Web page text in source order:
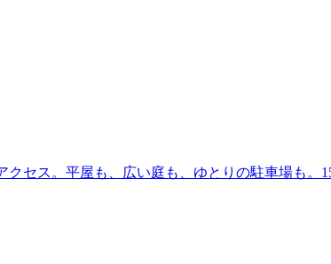
セス。平屋も、広い庭も、ゆとりの駐車場も。